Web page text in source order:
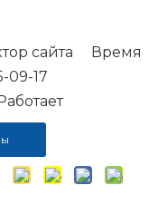
сайта Время
09-17
Работает